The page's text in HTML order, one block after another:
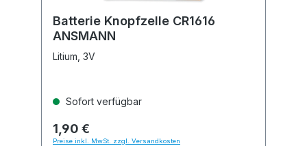
Batterie Knopfzelle CR1616
ANSMANN
Litium, 3V
Sofort verfügbar
1,90 €
Preise inkl. MwSt. zzgl. Versandkosten